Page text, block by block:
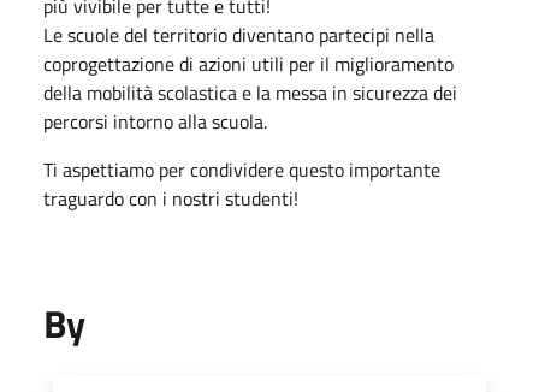
Le scuole del territorio diventano partecipi nella
coprogettazione di azioni utili per il miglioramento
della mobilità scolastica e la messa in sicurezza dei
percorsi intorno alla scuola.
Ti aspettiamo per condividere questo importante
traguardo con i nostri studenti!
By